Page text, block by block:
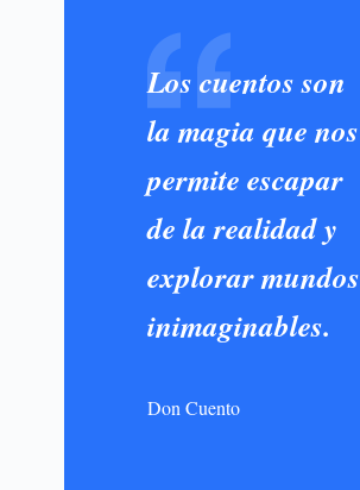
Los cuentos son
la magia que nos
permite escapar
de la realidad y
explorar mundos
inimaginables.
Don Cuento